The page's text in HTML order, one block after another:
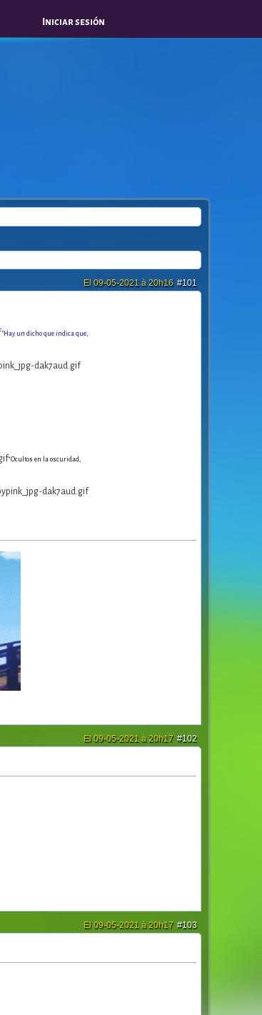
Iniciar sesión
#101
El 09-05-2021 à 20h16
"Hay un dicho que indica que,
“Ocultos en la oscuridad,
#102
El 09-05-2021 à 20h17
#103
El 09-05-2021 à 20h17